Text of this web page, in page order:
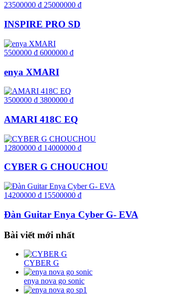
23500000 đ 25000000 đ
INSPIRE PRO SD
5500000 đ 6000000 đ
enya XMARI
3500000 đ 3800000 đ
AMARI 418C EQ
12800000 đ 14000000 đ
CYBER G CHOUCHOU
14200000 đ 15500000 đ
Đàn Guitar Enya Cyber G- EVA
Bài viết mới nhất
CYBER G
enya nova go sonic